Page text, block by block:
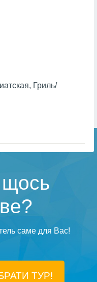
Гриль/
саме для Вас!
ТУР!